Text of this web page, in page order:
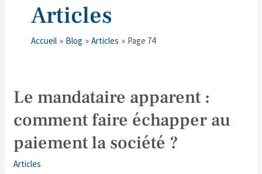
Articles
Accueil Blog Articles Page 74
Le mandataire apparent :
comment faire échapper au
paiement la société ?
Articles
Le
mandataire
apparent
comment
faire
échapper